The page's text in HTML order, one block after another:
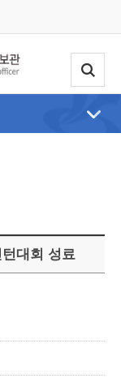
대회 성료